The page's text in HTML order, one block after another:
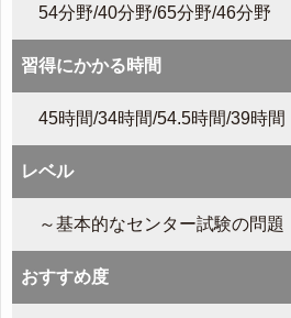
54分野/40分野/65分野/46分野
習得にかかる時間
45時間/34時間/54.5時間/39時間
レベル
～基本的なセンター試験の問題
おすすめ度